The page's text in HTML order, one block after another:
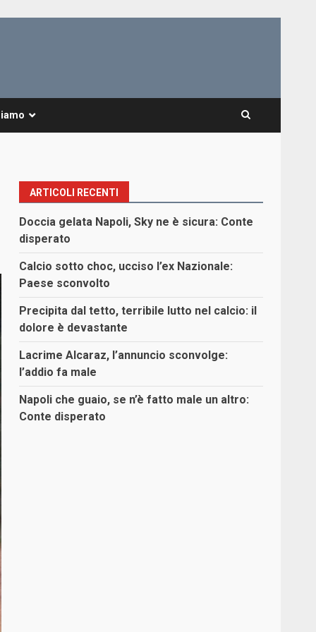
ARTICOLI RECENTI
Doccia gelata Napoli, Sky ne è sicura: Conte
disperato
Calcio sotto choc, ucciso l’ex Nazionale:
Paese sconvolto
Precipita dal tetto, terribile lutto nel calcio: il
dolore è devastante
Lacrime Alcaraz, l’annuncio sconvolge:
l’addio fa male
Napoli che guaio, se n’è fatto male un altro:
Conte disperato